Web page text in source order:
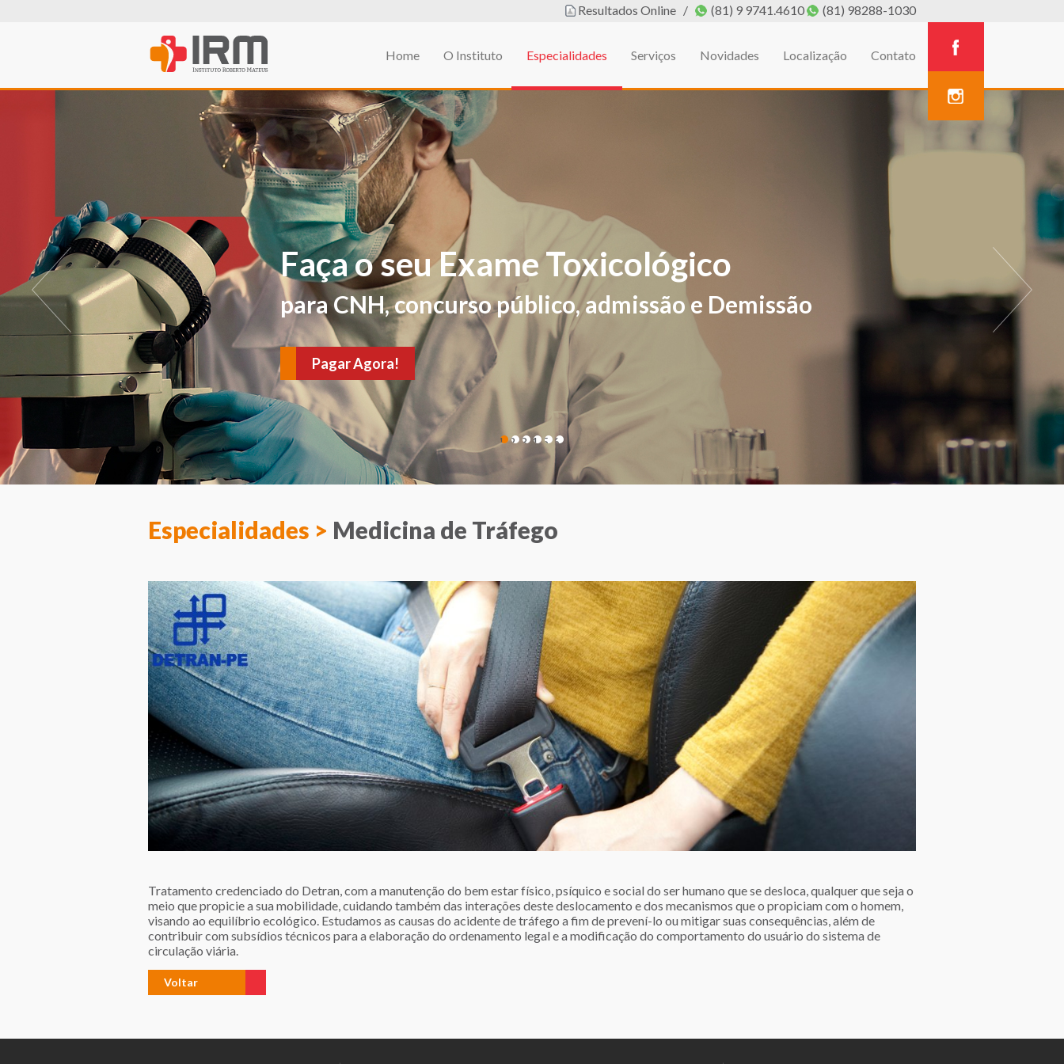
Resultados Online / (81) 9 9741.4610 (81) 98288-1030
Home O Instituto Especialidades Serviços Novidades Localização Contato
O IRM agora tem
PROFISSIONAL DE EDUCAÇÃO FÍSICA
Para avaliações e verificações de sintomas e sinais sugestivos de
várias doenças. Agende sua consulta!
1 2 3 4 5 6
Especialidades > Medicina de Tráfego
Tratamento credenciado do Detran, com a manutenção do bem estar físico, psíquico e social do ser humano que se desloca, qualquer que seja o
meio que propicie a sua mobilidade, cuidando também das interações deste deslocamento e dos mecanismos que o propiciam com o homem,
visando ao equilíbrio ecológico. Estudamos as causas do acidente de tráfego a fim de prevení-lo ou mitigar suas consequências, além de
contribuir com subsídios técnicos para a elaboração do ordenamento legal e a modificação do comportamento do usuário do sistema de
circulação viária.
Voltar